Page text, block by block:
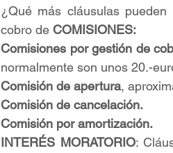
¿Qué más cláusulas
cobro de COMISIONES:
​Comisiones por gestión de
normalmente son unos 20.-
Comisión de apertura,
Comisión de cancelación.
Comisión por amortización.
INTERÉS MORATORIO: